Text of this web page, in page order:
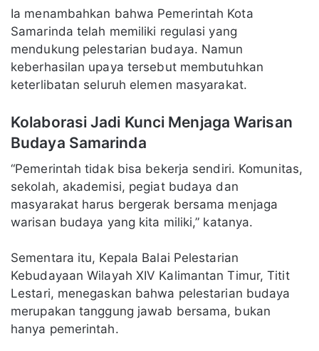
Ia menambahkan bahwa Pemerintah Kota
Samarinda telah memiliki regulasi yang
mendukung pelestarian budaya. Namun
keberhasilan upaya tersebut membutuhkan
keterlibatan seluruh elemen masyarakat.
Kolaborasi Jadi Kunci Menjaga Warisan
Budaya Samarinda
“Pemerintah tidak bisa bekerja sendiri. Komunitas,
sekolah, akademisi, pegiat budaya dan
masyarakat harus bergerak bersama menjaga
warisan budaya yang kita miliki,” katanya.
Sementara itu, Kepala Balai Pelestarian
Kebudayaan Wilayah XIV Kalimantan Timur, Titit
Lestari, menegaskan bahwa pelestarian budaya
merupakan tanggung jawab bersama, bukan
hanya pemerintah.